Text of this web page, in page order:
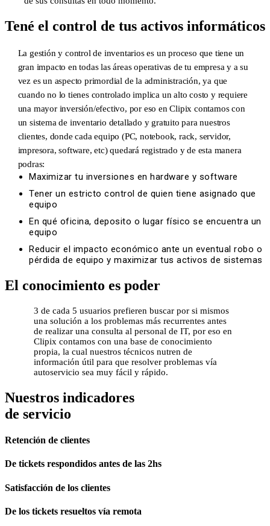
Tené el control de tus activos informáticos
La gestión y control de inventarios es un proceso que tiene un
gran impacto en todas las áreas operativas de tu empresa y a su
vez es un aspecto primordial de la administración, ya que
cuando no lo tienes controlado implica un alto costo y requiere
una mayor inversión/efectivo, por eso en Clipix contamos con
un sistema de inventario detallado y gratuito para nuestros
clientes, donde cada equipo (PC, notebook, rack, servidor,
impresora, software, etc) quedará registrado y de esta manera
podras:
Maximizar tu inversiones en hardware y software
Tener un estricto control de quien tiene asignado que
equipo
En qué oficina, deposito o lugar físico se encuentra un
equipo
Reducir el impacto económico ante un eventual robo o
pérdida de equipo y maximizar tus activos de sistemas
El conocimiento es poder
3 de cada 5 usuarios prefieren buscar por si mismos
una solución a los problemas más recurrentes antes
de realizar una consulta al personal de IT, por eso en
Clipix contamos con una base de conocimiento
propia, la cual nuestros técnicos nutren de
información útil para que resolver problemas vía
autoservicio sea muy fácil y rápido.
Nuestros indicadores
de servicio
Retención de clientes
De tickets respondidos antes de las 2hs
Satisfacción de los clientes
De los tickets resueltos vía remota